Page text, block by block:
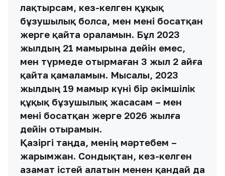
лақтырсам, кез-келген құқық
бұзушылық болса, мен мені босатқан
жерге қайта ораламын. Бұл 2023
жылдың 21 мамырына дейін емес,
мен түрмеде отырмаған 3 жыл 2 айға
қайта қамаламын. Мысалы, 2023
жылдың 19 мамыр күні бір әкімшілік
құқық бұзушылық жасасам – мен
мені босатқан жерге 2026 жылға
дейін отырамын.
Қазіргі таңда, менің мәртебем –
жарымжан. Сондықтан, кез-келген
азамат істей алатын менен қандай да